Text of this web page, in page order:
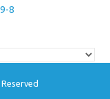
8